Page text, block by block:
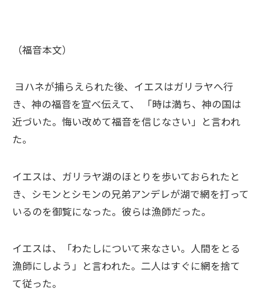
（福音本文）
ヨハネが捕らえられた後、イエスはガリラヤへ行
き、神の福音を宣べ伝えて、 「時は満ち、神の国は
近づいた。悔い改めて福音を信じなさい」と言われ
た。
イエスは、ガリラヤ湖のほとりを歩いておられたと
き、シモンとシモンの兄弟アンデレが湖で網を打って
いるのを御覧になった。彼らは漁師だった。
イエスは、「わたしについて来なさい。人間をとる
漁師にしよう」と言われた。二人はすぐに網を捨て
て従った。